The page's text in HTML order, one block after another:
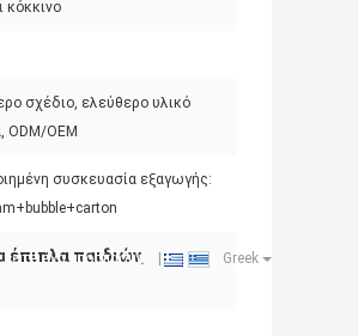
Greek
ένα απόσπασμα
κόκκινο
σχέδιο, ελεύθερο υλικό
ODM/OEM
συσκευασία εξαγωγής:
έπιπλα παιδιών